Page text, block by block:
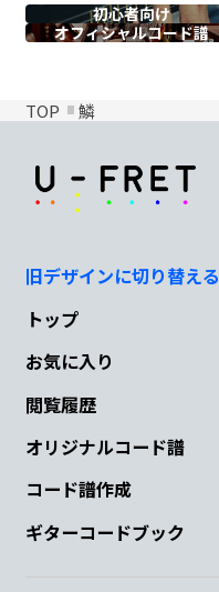
初心者向け
オフィシャルコード譜
TOP 鱗
旧デザインに切り替える
トップ
お気に入り
閲覧履歴
オリジナルコード譜
コード譜作成
ギターコードブック